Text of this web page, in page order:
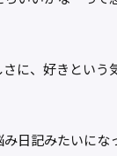
に、好きという
日記みたいにな